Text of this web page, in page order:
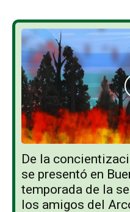
De la
se presentó en
temporada de la
los amigos del